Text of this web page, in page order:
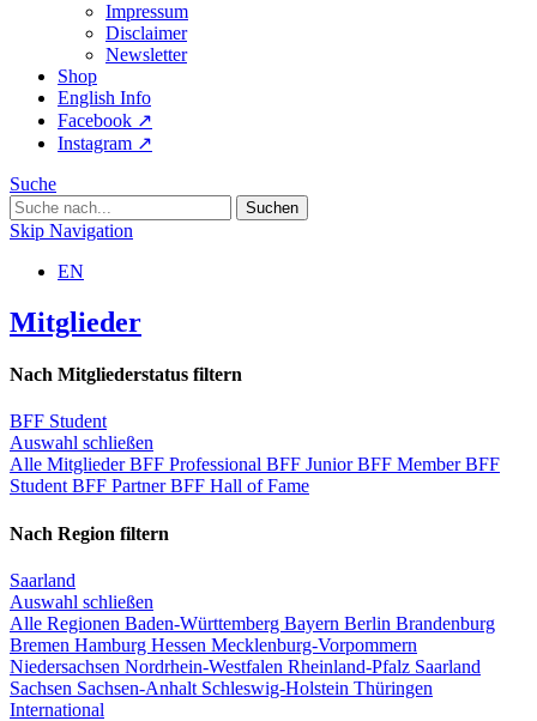
Impressum
Disclaimer
Newsletter
Shop
English Info
Facebook ↗︎
Instagram ↗︎
Suche
Skip Navigation
EN
Mitglieder
Nach Mitgliederstatus filtern
BFF Student
Auswahl schließen
Alle MitgliederBFF Professional BFF JuniorBFF MemberBFF
Student BFF PartnerBFF Hall of Fame
Nach Region filtern
Saarland
Auswahl schließen
Alle Regionen Baden-Württemberg Bayern Berlin Brandenburg
Bremen Hamburg Hessen Mecklenburg-Vorpommern
Niedersachsen Nordrhein-Westfalen Rheinland-Pfalz Saarland
Sachsen Sachsen-Anhalt Schleswig-Holstein Thüringen
International